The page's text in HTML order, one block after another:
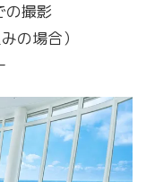
の撮影
の場合）